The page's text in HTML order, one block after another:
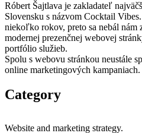
Róbert Šajtlava je zakladateľ
Slovensku s názvom Cocktail
niekoľko rokov, preto sa nebál
modernej prezenčnej webovej
portfólio služieb.
Spolu s webovu stránkou neustále
online marketingových kampaniach.
Category
Website and marketing strategy.